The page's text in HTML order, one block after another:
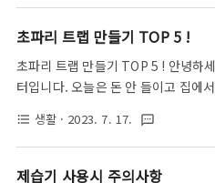
로 장시간 서서 일하는 사람들, 다리에
이 자주 발생하는 노인분들, 근육통
팡이나, 먼지가 주원인인데요. 에어
새가 나신다면 100% 곰팡이가 원인
인입니다. 저 같은 경우는 에어컨을 2
한쪽에서는 시큼한 냄새가, 한쪽에서
났었습니다. 원래는 한 해만 더 쓰다가
않으면 에어컨 내부의 곰팡이가 겨울
초파리 트랩 만들기 TOP 5 !
초파리 트랩 만들기 TOP 5 ! 안녕하
터입니다. 오늘은 돈 안 들이고 집에
워낙 작고 빠르기 때문에 손으로 잡는
운데요, 게다가 에프킬라를 뿌려도
경우들이 많기 때문에 가급적 유인하
format_list_bulleted 생활 · 2023. 7. 17. textsms
제습기 사용시 주의사항